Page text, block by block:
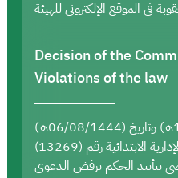
Decision of the
Violations of the law
رقم (44114414/ق/1444هـ) وتاريخ (06/08/1444هـ)
الصادر بشأنه حكم محكمة الإدارية الابتدائية رقم (13269)